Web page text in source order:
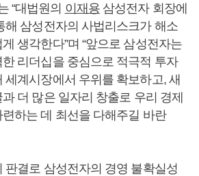
“대법원의 이재용삼성전자 회장에
해 삼성전자의 사법리스크가 해소
생각한다”며 “앞으로 삼성전자는
리더십을 중심으로 적극적 투자
세계시장에서 우위를 확보하고, 새
더 많은 일자리 창출로 우리 경제
하는 데 최선을 다해주길 바란
판결로 삼성전자의 경영 불확실성